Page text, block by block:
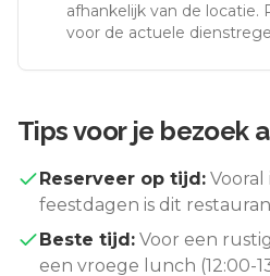
afhankelijk van de locatie.
voor de actuele
Tips voor je bezoek
Reserveer op tijd:
feestdagen is dit
Beste tijd: Voor een
een vroege lunch (12:00-